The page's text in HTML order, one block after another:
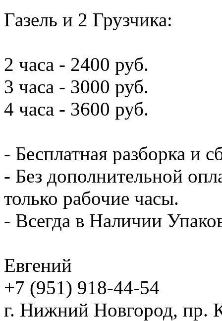
Газель и 2 Грузчика:
2 часа - 2400 руб.
3 часа - 3000 руб.
4 часа - 3600 руб.
- Бесплатная разборка и
- Без дополнительной
только рабочие часы.
- Всегда в Наличии
Евгений
+7 (951) 918-44-54
г. Нижний Новгород, пр.